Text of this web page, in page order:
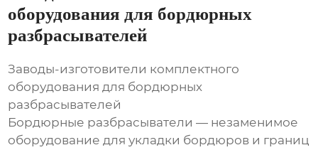
оборудования для бордюрных
разбрасывателей
Заводы-изготовители комплектного
оборудования для бордюрных
разбрасывателей
Бордюрные разбрасыватели — незаменимое
оборудование для укладки бордюров и границ